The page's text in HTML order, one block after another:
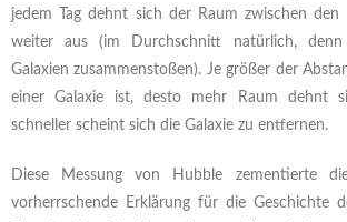
jedem Tag dehnt sich der Raum zwischen den
weiter aus (im Durchschnitt natürlich, denn
Galaxien zusammenstoßen). Je größer der
einer Galaxie ist, desto mehr Raum dehnt
schneller scheint sich die Galaxie zu entfernen.
Diese Messung von Hubble zementierte
vorherrschende Erklärung für die Geschichte